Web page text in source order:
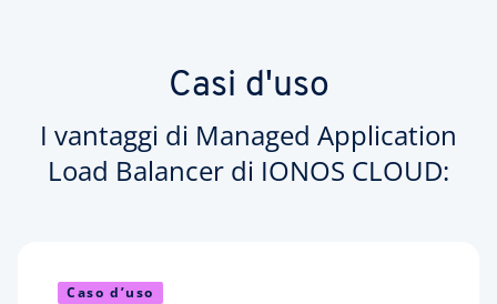
Casi d'uso
I vantaggi di Managed Application
Load Balancer di IONOS CLOUD:
Caso d’uso